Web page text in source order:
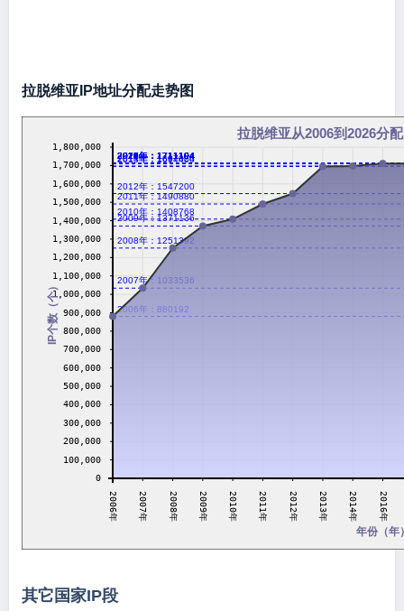
拉脱维亚IP地址分配走势图
拉脱维亚从2006到2026分
2006年：880192
2007年：1033536
2008年：1251392
2009年：1371136
2010年：1408768
2011年：1490880
2012年：1547200
2013年：1694400
2014年：1697024
2016年：1711104
2017年：1711104
2018年：1711104
2019年：1711104
2020年：1711104
2021年：1711104
2022年：1711104
2023年：1711104
2024年：1711104
2026年：1711104
0
100,000
200,000
300,000
400,000
500,000
600,000
700,000
800,000
900,000
1,000,000
1,100,000
1,200,000
1,300,000
1,400,000
1,500,000
1,600,000
1,700,000
1,800,000
2006年 2007年 2008年 2009年 2010年 2011年 2012年 2013年 2014年 2016年
年份（年
IP个数（个）
其它国家IP段